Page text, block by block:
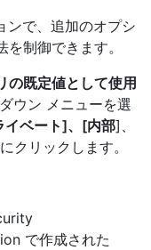
で、追加のオプシ
制御できます。
の既定値として使用
ウン メニューを選
イベート]、[内部]、
クリックします。
で作成された